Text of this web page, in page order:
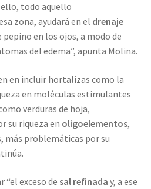
todo aquello
zona, ayudará en el drenaje
pepino en los ojos, a modo de
del edema”, apunta Molina.
en incluir hortalizas como la
en moléculas estimulantes
verduras de hoja,
su riqueza en oligoelementos,
más problemáticas por su
“el exceso desal refinada y, a ese